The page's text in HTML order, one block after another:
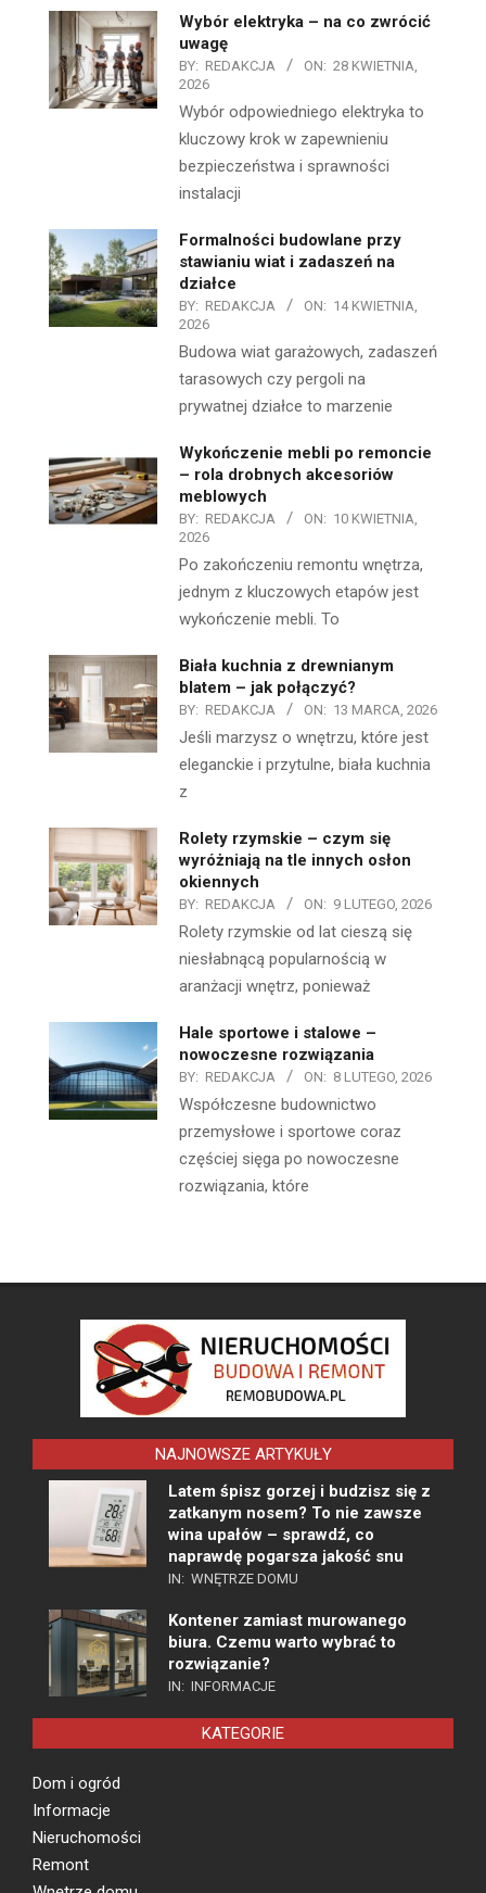
Wybór elektryka – na co zwrócić
uwagę
BY: REDAKCJA ON: 28 KWIETNIA,
2026
Wybór odpowiedniego elektryka to
kluczowy krok w zapewnieniu
bezpieczeństwa i sprawności
instalacji
Formalności budowlane przy
stawianiu wiat i zadaszeń na
działce
BY: REDAKCJA ON: 14 KWIETNIA,
2026
Budowa wiat garażowych, zadaszeń
tarasowych czy pergoli na
prywatnej działce to marzenie
Wykończenie mebli po remoncie
– rola drobnych akcesoriów
meblowych
BY: REDAKCJA ON: 10 KWIETNIA,
2026
Po zakończeniu remontu wnętrza,
jednym z kluczowych etapów jest
wykończenie mebli. To
Biała kuchnia z drewnianym
blatem – jak połączyć?
BY: REDAKCJA ON: 13 MARCA, 2026
Jeśli marzysz o wnętrzu, które jest
eleganckie i przytulne, biała kuchnia
z
Rolety rzymskie – czym się
wyróżniają na tle innych osłon
okiennych
BY: REDAKCJA ON: 9 LUTEGO, 2026
Rolety rzymskie od lat cieszą się
niesłabnącą popularnością w
aranżacji wnętrz, ponieważ
Hale sportowe i stalowe –
nowoczesne rozwiązania
BY: REDAKCJA ON: 8 LUTEGO, 2026
Współczesne budownictwo
przemysłowe i sportowe coraz
częściej sięga po nowoczesne
rozwiązania, które
NAJNOWSZE ARTYKUŁY
Latem śpisz gorzej i budzisz się z
zatkanym nosem? To nie zawsze
wina upałów – sprawdź, co
naprawdę pogarsza jakość snu
IN: WNĘTRZE DOMU
Kontener zamiast murowanego
biura. Czemu warto wybrać to
rozwiązanie?
IN: INFORMACJE
KATEGORIE
Dom i ogród
Informacje
Nieruchomości
Remont